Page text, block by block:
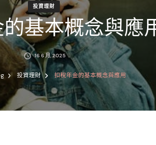
投資理財
基本概念與應
16 6 月, 2025
投資理財 扣稅年金的基本概念與應用